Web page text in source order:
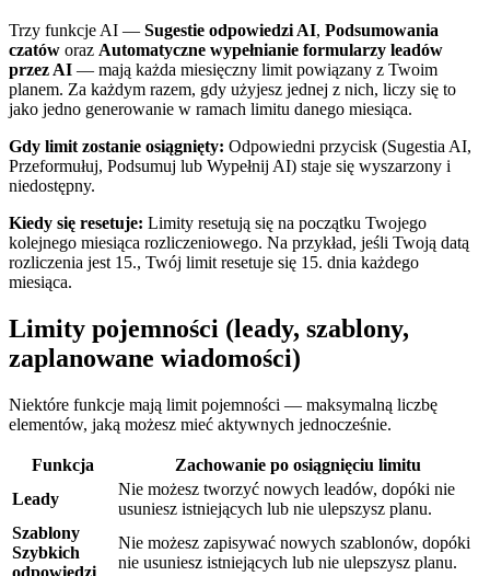
Trzy funkcje AI — Sugestie odpowiedzi AI, Podsumowania
czatów oraz Automatyczne wypełnianie formularzy leadów
przez AI — mają każda miesięczny limit powiązany z Twoim
planem. Za każdym razem, gdy użyjesz jednej z nich, liczy się to
jako jedno generowanie w ramach limitu danego miesiąca.
Gdy limit zostanie osiągnięty: Odpowiedni przycisk (Sugestia AI,
Przeformułuj, Podsumuj lub Wypełnij AI) staje się wyszarzony i
niedostępny.
Kiedy się resetuje: Limity resetują się na początku Twojego
kolejnego miesiąca rozliczeniowego. Na przykład, jeśli Twoją datą
rozliczenia jest 15., Twój limit resetuje się 15. dnia każdego
miesiąca.
Limity pojemności (leady, szablony,
zaplanowane wiadomości)
Niektóre funkcje mają limit pojemności — maksymalną liczbę
elementów, jaką możesz mieć aktywnych jednocześnie.
Funkcja
Zachowanie po osiągnięciu limitu
Leady
Nie możesz tworzyć nowych leadów, dopóki nie
usuniesz istniejących lub nie ulepszysz planu.
Szablony
Szybkich
odpowiedzi
Nie możesz zapisywać nowych szablonów, dopóki
nie usuniesz istniejących lub nie ulepszysz planu.